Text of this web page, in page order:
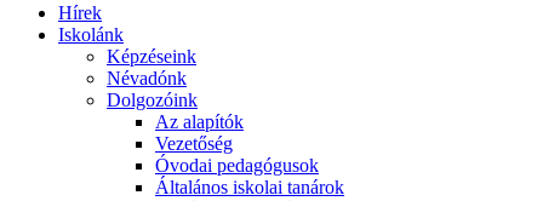
Hírek
Iskolánk
Képzéseink
Névadónk
Dolgozóink
Az alapítók
Vezetőség
Óvodai pedagógusok
Általános iskolai tanárok